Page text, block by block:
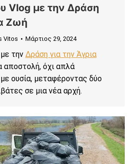
Vlog με την Δράση
Ζωή
Vitos Μάρτιος 29, 2024
την Δράση για την Άγρια
αποστολή, όχι απλά
ουσία, μεταφέροντας δύο
σε μια νέα αρχή.